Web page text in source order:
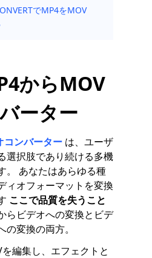
でMP4をMOV
からMOV
ーター
ンバーター は、ユーザ
選択肢であり続ける多機
。 あなたはあらゆる種
ィオフォーマットを変換
ここで品質を失うこと
らビデオへの変換とビデ
変換の両方。
編集し、エフェクトと